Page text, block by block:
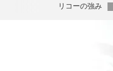
リコーの強み